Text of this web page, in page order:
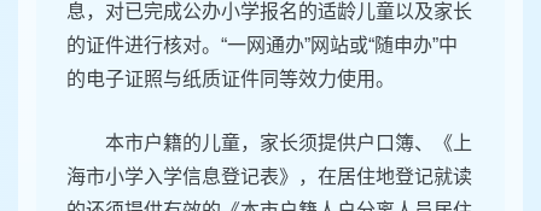
息，对已完成公办小学报名的适龄儿童以及家长
的证件进行核对。“一网通办”网站或“随申办”中
的电子证照与纸质证件同等效力使用。
本市户籍的儿童，家长须提供户口簿、《上
海市小学入学信息登记表》，在居住地登记就读